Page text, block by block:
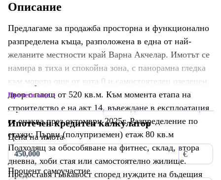
Описание
Предлагаме за продажба просторна и функционално
разпределена къща, разположена в една от най-
желаните местности край Варна Акчелар. Имотът се
намира в тиха и спокойна зона, с панорамна гледка
към морето още от кота 0 и самостоятелен озеленен
двор с площ от 520 кв.м. Към момента етапа на
строителство е на акт 14, въвеждане в експлоатация
се очаква през октомври 2025г. Разпределение по
етажи: Първи (полуприземен) етаж 80 кв.м
Подходящ за обособяване на фитнес, склад, втора
дневна, хоби стая или самостоятелно жилище.
Предоставя гъвкавост според нуждите на бъдещия
Прочети още
Ипотечен кредитен калкулатор
Цена на имота
€
Процент самоучастие